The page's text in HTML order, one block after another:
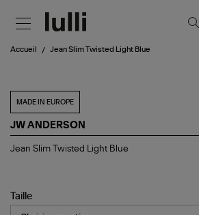
Accueil Jean Slim Twisted Light Blue
MADE IN EUROPE
JW ANDERSON
Jean
Blue
Jean Slim Twisted Light Blue
Taille